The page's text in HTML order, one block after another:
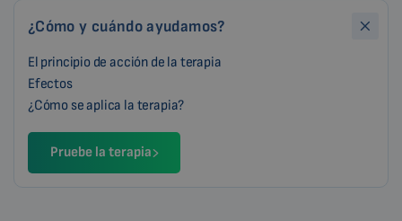
¿Cómo y cuándo ayudamos?
El principio de acción de la terapia
Efectos
¿Cómo se aplica la terapia?
Pruebe la terapia